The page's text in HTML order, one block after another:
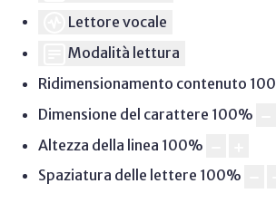
Lettore vocale
Modalità lettura
Ridimensionamento contenuto 100
Dimensione del carattere 100%
Altezza della linea 100%
Spaziatura delle lettere 100%